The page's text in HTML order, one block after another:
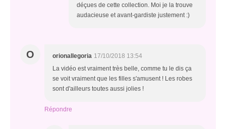
déçues de cette collection. Moi je la trouve
audacieuse et avant-gardiste justement :)
O orionallegoria 17/10/2018 13:54
La vidéo est vraiment très belle, comme tu le dis ça
se voit vraiment que les filles s'amusent ! Les robes
sont d'ailleurs toutes aussi jolies !
Répondre